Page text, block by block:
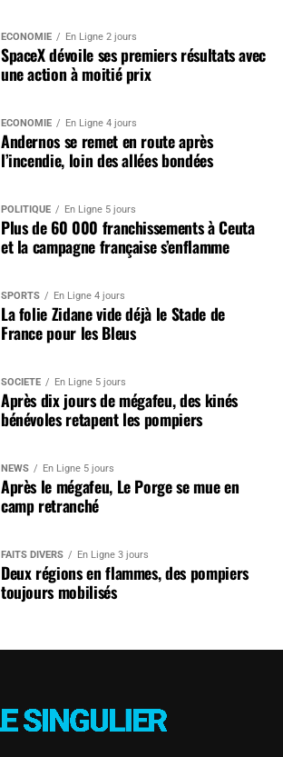
ÉCONOMIE En Ligne 2 jours
SpaceX dévoile ses premiers résultats avec
une action à moitié prix
ÉCONOMIE En Ligne 4 jours
Andernos se remet en route après
l’incendie, loin des allées bondées
POLITIQUE En Ligne 5 jours
Plus de 60 000 franchissements à Ceuta
et la campagne française s’enflamme
SPORTS En Ligne 4 jours
La folie Zidane vide déjà le Stade de
France pour les Bleus
SOCIÉTÉ En Ligne 5 jours
Après dix jours de mégafeu, des kinés
bénévoles retapent les pompiers
NEWS En Ligne 5 jours
Après le mégafeu, Le Porge se mue en
camp retranché
FAITS DIVERS En Ligne 3 jours
Deux régions en flammes, des pompiers
toujours mobilisés